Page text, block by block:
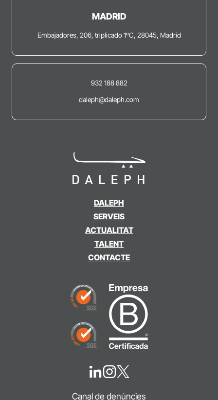
DALEPH
SERVEIS
ACTUALITAT
TALENT
CONTACTE
MADRID
Embajadores, 206, triplicado 1ºC, 28045, Madrid
932 188 882
daleph@daleph.com
Canal de denúncies